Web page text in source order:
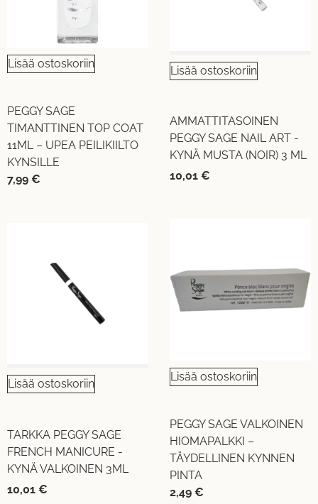
Lisää ostoskoriin
PEGGY SAGE
TIMANTTINEN TOP COAT
11ML – UPEA PEILIKIILTO
KYNSILLE
7,99 €
Lisää ostoskoriin
AMMATTITASOINEN
PEGGY SAGE NAIL ART -
KYNÄ MUSTA (NOIR) 3 ML
10,01 €
Lisää ostoskoriin
TARKKA PEGGY SAGE
FRENCH MANICURE -
KYNÄ VALKOINEN 3ML
10,01 €
Lisää ostoskoriin
PEGGY SAGE VALKOINEN
HIOMAPALKKI –
TÄYDELLINEN KYNNEN
PINTA
2,49 €